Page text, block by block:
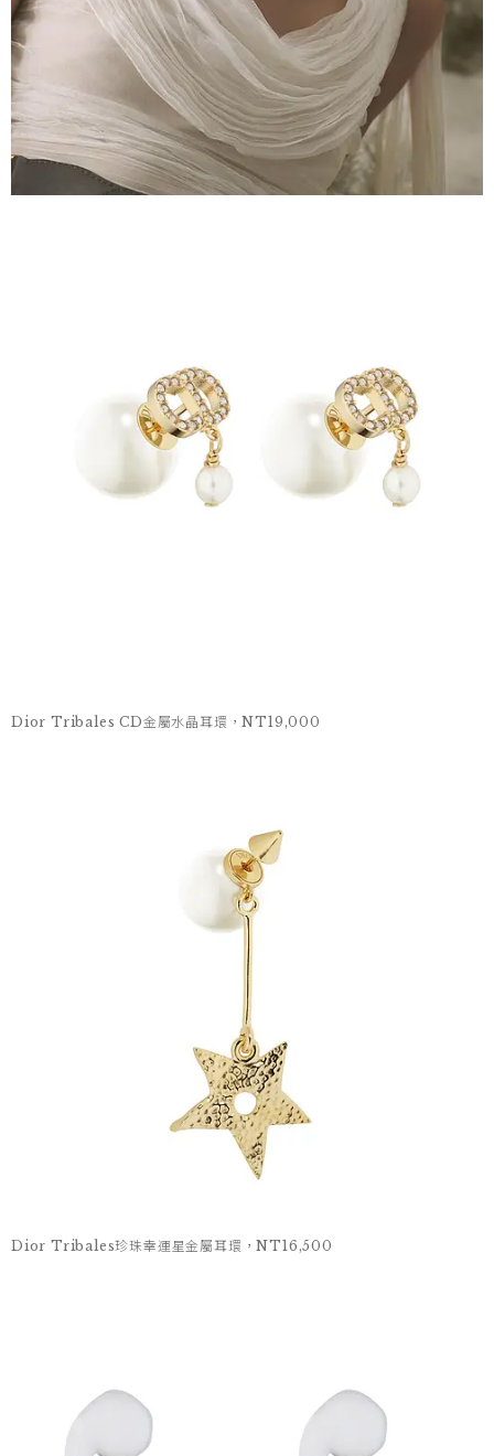
Dior Tribales CD金屬水晶耳環，NT19,000
Dior Tribales珍珠幸運星金屬耳環，NT16,500